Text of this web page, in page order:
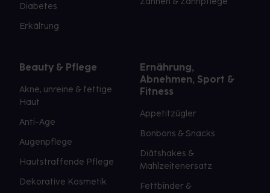
Diabetes
Erkältung
Beauty & Pflege
Akne, unreine & fettige
Haut
Anti-Age
Augenpflege
Hautstraffende Pflege
Dekorative Kosmetik
Ernährung,
Abnehmen, Sport &
Fitness
Appetitzügler
Bonbons & Snacks
Diätshakes &
Mahlzeitenersatz
Fettbinder &